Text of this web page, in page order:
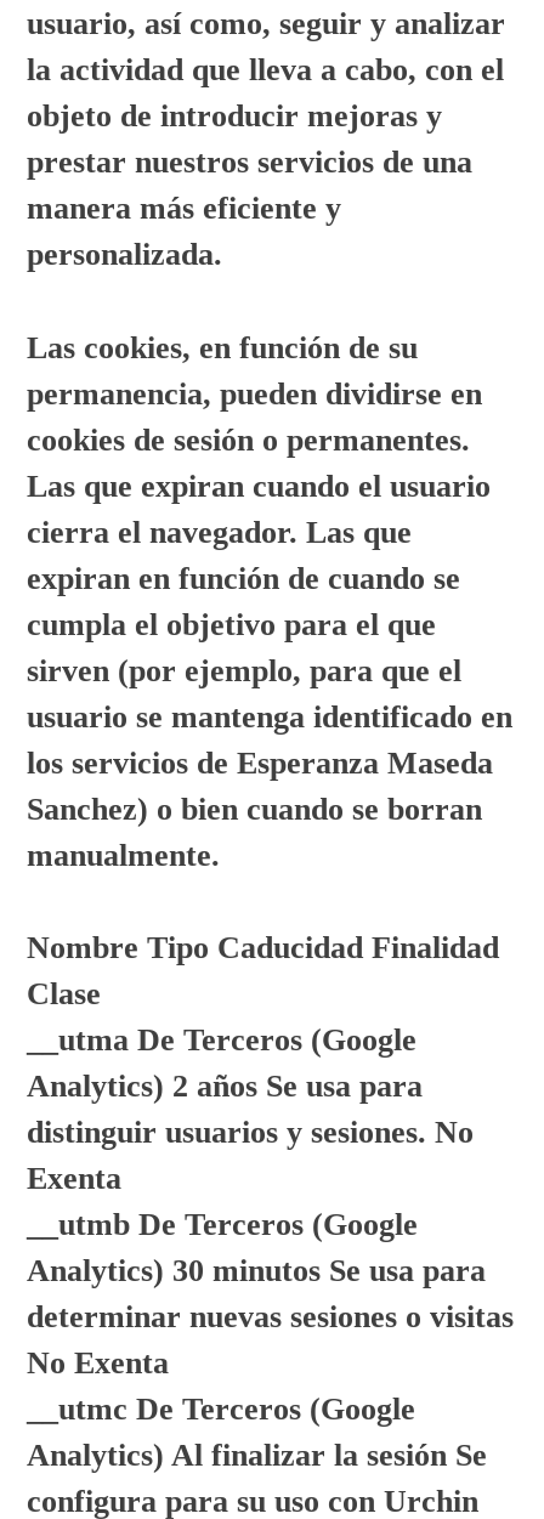
usuario, así como, seguir y analizar
la actividad que lleva a cabo, con el
objeto de introducir mejoras y
prestar nuestros servicios de una
manera más eficiente y
personalizada.
Las cookies, en función de su
permanencia, pueden dividirse en
cookies de sesión o permanentes.
Las que expiran cuando el usuario
cierra el navegador. Las que
expiran en función de cuando se
cumpla el objetivo para el que
sirven (por ejemplo, para que el
usuario se mantenga identificado en
los servicios de Esperanza Maseda
Sanchez) o bien cuando se borran
manualmente.
Nombre Tipo Caducidad Finalidad
Clase
__utma De Terceros (Google
Analytics) 2 años Se usa para
distinguir usuarios y sesiones. No
Exenta
__utmb De Terceros (Google
Analytics) 30 minutos Se usa para
determinar nuevas sesiones o visitas
No Exenta
__utmc De Terceros (Google
Analytics) Al finalizar la sesión Se
configura para su uso con Urchin